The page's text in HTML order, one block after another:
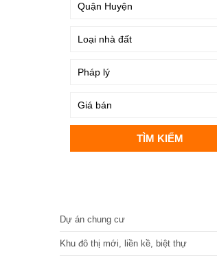
Dự án chung cư
Khu đô thị mới, liền kề, biệt thự